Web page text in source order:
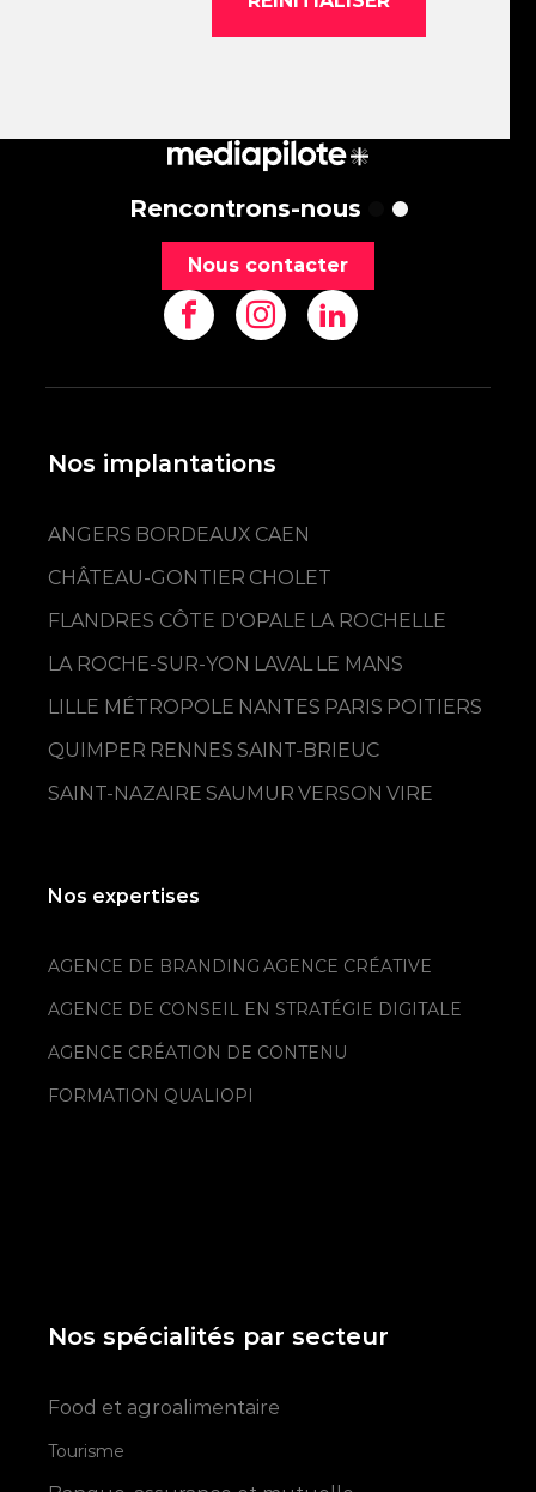
Rencontrons-nous
Nous contacter
Nos spécialités par secteur
Food et agroalimentaire
Tourisme
Nos implantations
ANGERS BORDEAUX CAEN
CHÂTEAU-GONTIER CHOLET
FLANDRES CÔTE D'OPALE LA ROCHELLE
LA ROCHE-SUR-YON LAVAL LE MANS
LILLE MÉTROPOLE NANTES PARIS POITIERS
QUIMPER RENNES SAINT-BRIEUC
SAINT-NAZAIRE SAUMUR VERSON VIRE
Nos expertises
AGENCE DE BRANDING AGENCE CRÉATIVE
AGENCE DE CONSEIL EN STRATÉGIE DIGITALE
AGENCE CRÉATION DE CONTENU
FORMATION QUALIOPI